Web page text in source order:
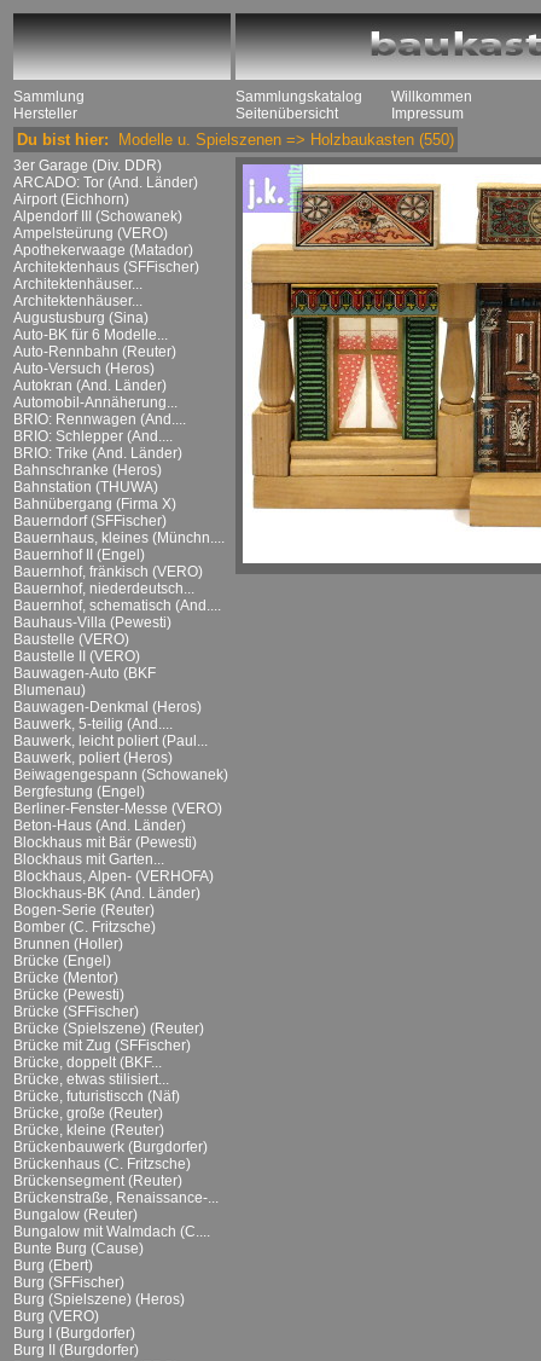
Sammlung
Hersteller
Sammlungskatalog
Seitenübersicht
Willkommen
Impressum
Du bist hier: Modelle u. Spielszenen => Holzbaukasten (550)
3er Garage (Div. DDR)
ARCADO: Tor (And. Länder)
Airport (Eichhorn)
Alpendorf III (Schowanek)
Ampelsteürung (VERO)
Apothekerwaage (Matador)
Architektenhaus (SFFischer)
Architektenhäuser...
Architektenhäuser...
Augustusburg (Sina)
Auto-BK für 6 Modelle...
Auto-Rennbahn (Reuter)
Auto-Versuch (Heros)
Autokran (And. Länder)
Automobil-Annäherung...
BRIO: Rennwagen (And....
BRIO: Schlepper (And....
BRIO: Trike (And. Länder)
Bahnschranke (Heros)
Bahnstation (THUWA)
Bahnübergang (Firma X)
Bauerndorf (SFFischer)
Bauernhaus, kleines (Münchn....
Bauernhof II (Engel)
Bauernhof, fränkisch (VERO)
Bauernhof, niederdeutsch...
Bauernhof, schematisch (And....
Bauhaus-Villa (Pewesti)
Baustelle (VERO)
Baustelle II (VERO)
Bauwagen-Auto (BKF
Blumenau)
Bauwagen-Denkmal (Heros)
Bauwerk, 5-teilig (And....
Bauwerk, leicht poliert (Paul...
Bauwerk, poliert (Heros)
Beiwagengespann (Schowanek)
Bergfestung (Engel)
Berliner-Fenster-Messe (VERO)
Beton-Haus (And. Länder)
Blockhaus mit Bär (Pewesti)
Blockhaus mit Garten...
Blockhaus, Alpen- (VERHOFA)
Blockhaus-BK (And. Länder)
Bogen-Serie (Reuter)
Bomber (C. Fritzsche)
Brunnen (Holler)
Brücke (Engel)
Brücke (Mentor)
Brücke (Pewesti)
Brücke (SFFischer)
Brücke (Spielszene) (Reuter)
Brücke mit Zug (SFFischer)
Brücke, doppelt (BKF...
Brücke, etwas stilisiert...
Brücke, futuristiscch (Näf)
Brücke, große (Reuter)
Brücke, kleine (Reuter)
Brückenbauwerk (Burgdorfer)
Brückenhaus (C. Fritzsche)
Brückensegment (Reuter)
Brückenstraße, Renaissance-...
Bungalow (Reuter)
Bungalow mit Walmdach (C....
Bunte Burg (Cause)
Burg (Ebert)
Burg (SFFischer)
Burg (Spielszene) (Heros)
Burg (VERO)
Burg I (Burgdorfer)
Burg II (Burgdorfer)